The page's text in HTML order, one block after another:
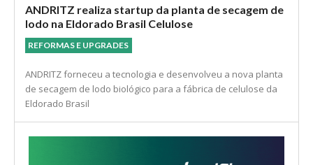
ANDRITZ realiza startup da planta de secagem de
lodo na Eldorado Brasil Celulose
REFORMAS E UPGRADES
ANDRITZ forneceu a tecnologia e desenvolveu a nova planta
de secagem de lodo biológico para a fábrica de celulose da
Eldorado Brasil